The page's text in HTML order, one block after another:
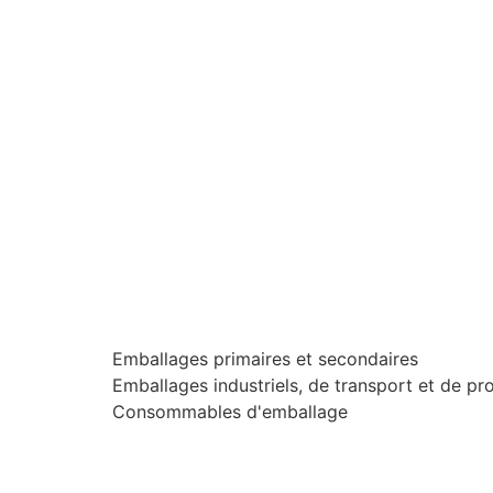
Emballages primaires et secondaires
Emballages industriels, de transport et de
Consommables d'emballage